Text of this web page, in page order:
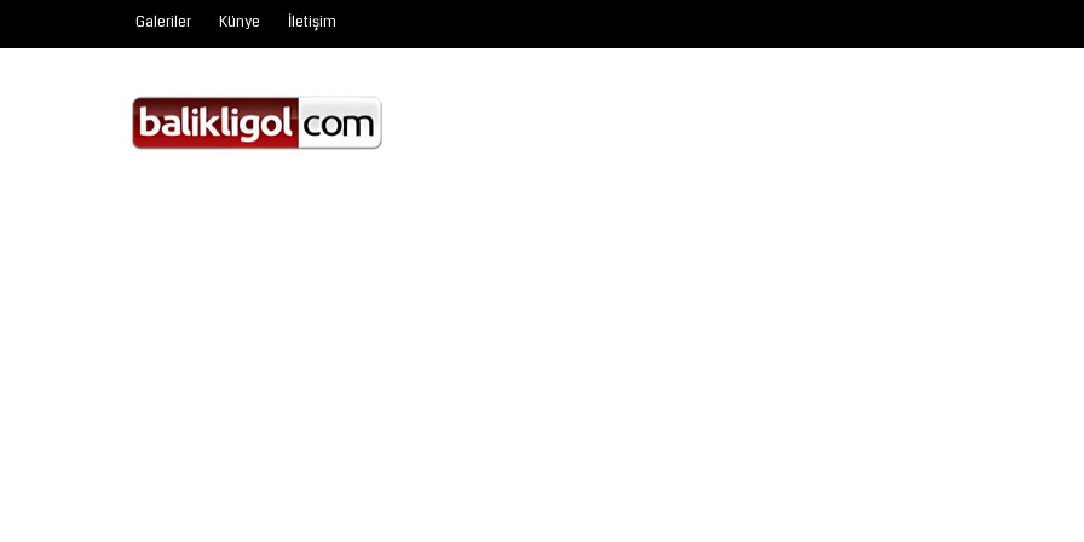
Galeriler Künye İletişim